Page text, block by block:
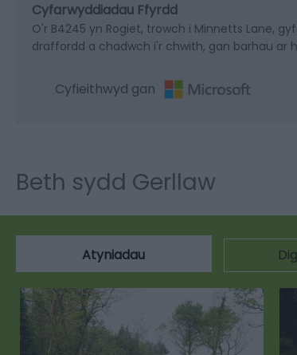
Cyfarwyddiadau Ffyrdd
O'r B4245 yn Rogiet, trowch i Minnetts Lane,
draffordd a chadwch i'r chwith, gan barhau ar
Cyfieithwyd gan
Beth sydd Gerllaw
Atyniadau